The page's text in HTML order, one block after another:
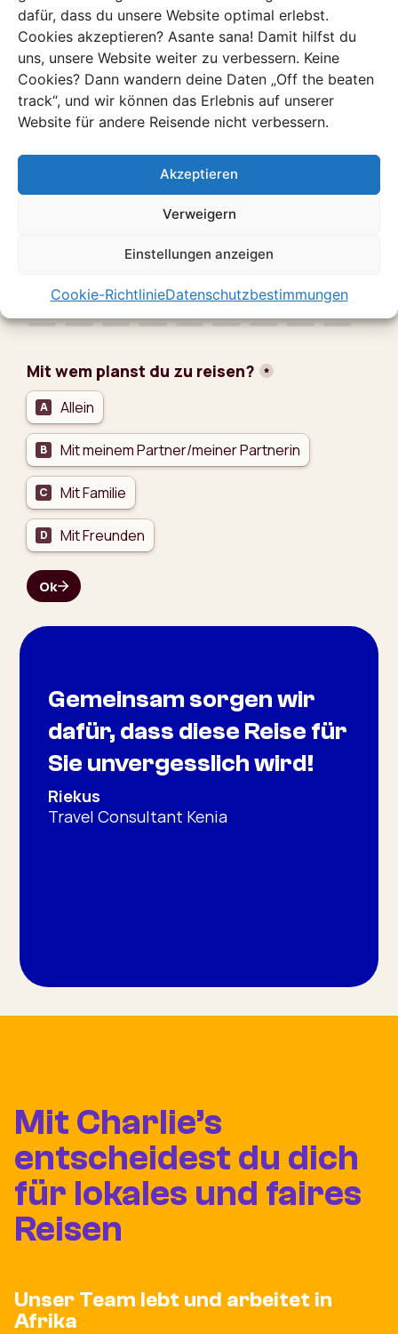
dafür, dass du unsere Website optimal erlebst.
Cookies akzeptieren? Asante sana! Damit hilfst du
uns, unsere Website weiter zu verbessern. Keine
Cookies? Dann wandern deine Daten „Off the beaten
track“, und wir können das Erlebnis auf unserer
Website für andere Reisende nicht verbessern.
Akzeptieren
Verweigern
Einstellungen anzeigen
Cookie-RichtlinieDatenschutzbestimmungen
Diese einzigartige Reise bringt dich zu
atemberaubenden Stränden, unberührter Natur
bei spannenden Safaris und in die lokale Kultur.
Entdecke diese Reise
Mach eine Anfrage!​
Fülle hier deine Reisewünsche aus, und wir melden
uns innerhalb eines Werktages bei dir.
Gemeinsam sorgen wir
dafür, dass diese Reise für
Sie unvergesslich wird!
Riekus
Travel Consultant Kenia
Mit Charlie’s
entscheidest du dich
für lokales und faires
Reisen
Unser Team lebt und arbeitet in
Afrika